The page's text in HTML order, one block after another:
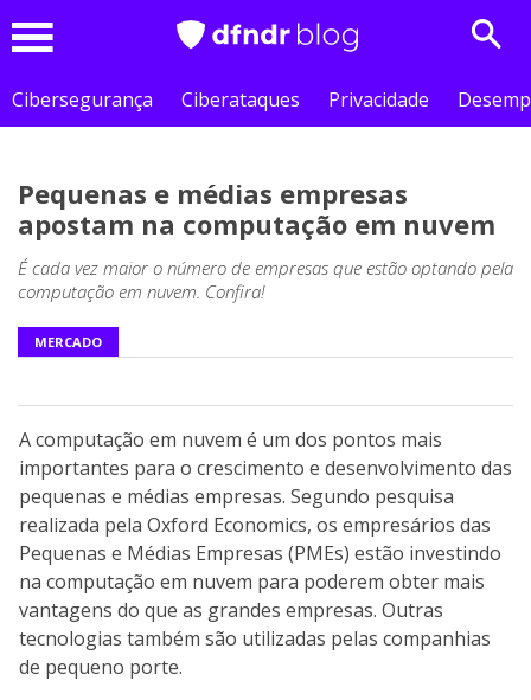
Cibersegurança
Ciberataques Privacidade
Pequenas e médias empresas
apostam na computação em nuvem
É cada vez maior o número de empresas que estão optando pela
computação em nuvem. Confira!
MERCADO
A computação em nuvem é um dos pontos mais
importantes para o crescimento e desenvolvimento das
pequenas e médias empresas. Segundo pesquisa
realizada pela Oxford Economics, os empresários das
Pequenas e Médias Empresas (PMEs) estão investindo
na computação em nuvem para poderem obter mais
vantagens do que as grandes empresas. Outras
tecnologias também são utilizadas pelas companhias
de pequeno porte.